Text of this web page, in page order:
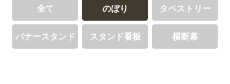
全て のぼり タペストリー
バナースタンド スタンド看板 横断幕